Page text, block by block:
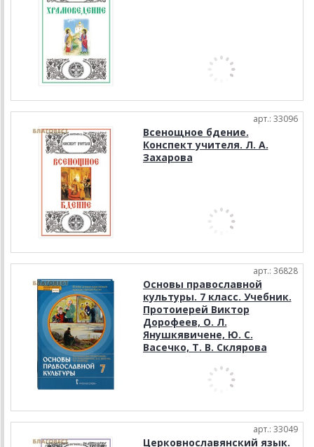
арт.: 33096
Всенощное бдение.
Конспект учителя. Л. А.
Захарова
арт.: 36828
Основы православной
культуры. 7 класс. Учебник.
Протоиерей Виктор
Дорофеев, О. Л.
Янушкявичене, Ю. С.
Васечко, Т. В. Склярова
арт.: 33049
Церковнославянский язык.